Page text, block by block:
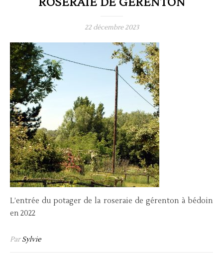
22 décembre 2023
L’entrée du potager de la roseraie de gérenton à bédoin
en 2022
ParSylvie